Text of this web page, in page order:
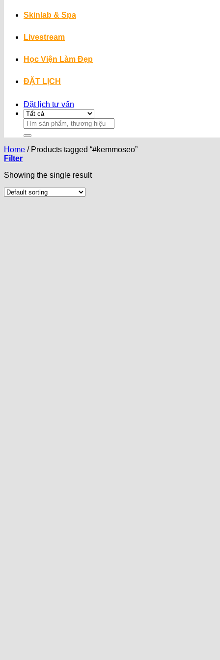
Skinlab & Spa
Livestream
Học Viện Làm Đẹp
ĐẶT LỊCH
Đặt lịch tư vấn
Search
for:
Home /Products tagged “#kemmoseo”
Filter
Showing the single result